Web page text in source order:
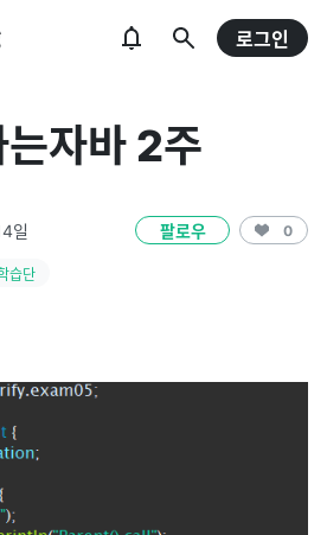
로그인
자바 2주
일 팔로우 0
습단